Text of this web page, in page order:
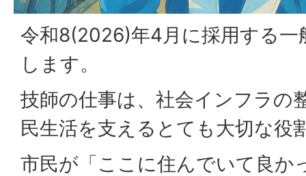
令和8(2026)年4月に採用する一
します。
技師の仕事は、社会インフラの
民生活を支えるとても大切な役
市民が「ここに住んでいて良か